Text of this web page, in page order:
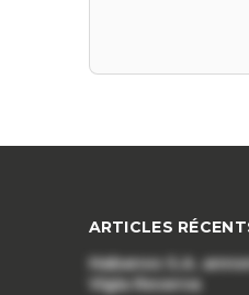
ARTICLES
Habanos S.A.
Vigia Reserva